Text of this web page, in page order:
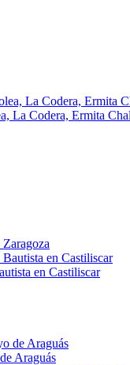
La Codera, Ermita
en Castiliscar
Araguás